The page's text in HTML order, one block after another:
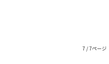
7 / 7ページ